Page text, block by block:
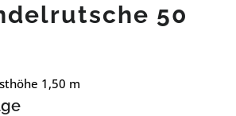
50
1,50 m